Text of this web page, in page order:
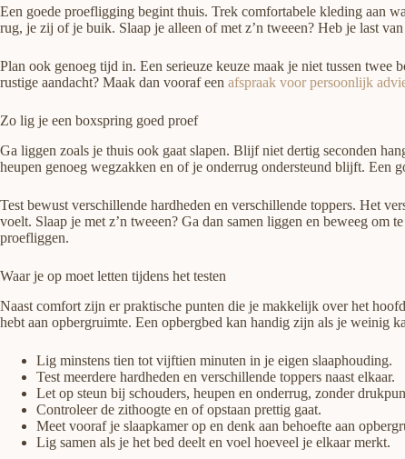
Een goede proefligging begint thuis. Trek comfortabele kleding aan
rug, je zij of je buik. Slaap je alleen of met z’n tweeen? Heb je last
Plan ook genoeg tijd in. Een serieuze keuze maak je niet tussen
rustige aandacht? Maak dan vooraf een afspraak voor persoonlijk
Zo lig je een boxspring goed proef
Ga liggen zoals je thuis ook gaat slapen. Blijf niet dertig seconden
heupen genoeg wegzakken en of je onderrug ondersteund blijft.
Test bewust verschillende hardheden en verschillende toppers. Het
voelt. Slaap je met z’n tweeen? Ga dan samen liggen en beweeg
proefliggen.
Waar je op moet letten tijdens het testen
Naast comfort zijn er praktische punten die je makkelijk over het
hebt aan opbergruimte. Een opbergbed kan handig zijn als je weinig
Lig minstens tien tot vijftien minuten in je eigen slaaphouding.
Test meerdere hardheden en verschillende toppers naast elkaar.
Let op steun bij schouders, heupen en onderrug, zonder
Controleer de zithoogte en of opstaan prettig gaat.
Meet vooraf je slaapkamer op en denk aan behoefte aan
Lig samen als je het bed deelt en voel hoeveel je elkaar merkt.